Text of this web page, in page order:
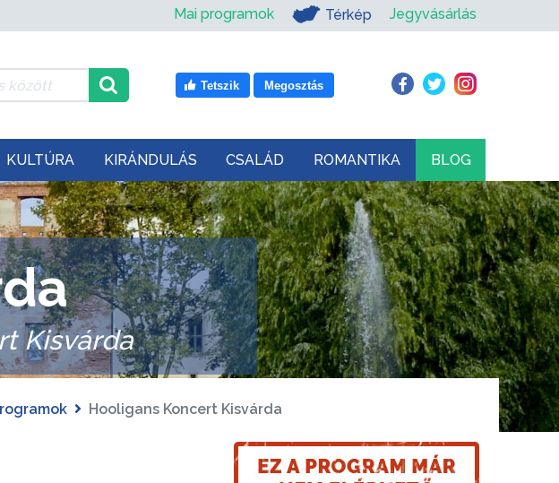
Mai programok Térkép Jegyvásárlás
Tetszik Megosztás
KULTÚRA KIRÁNDULÁS CSALÁD ROMANTIKA BLOG
Kisvárda
Hooligans Koncert Kisvárda